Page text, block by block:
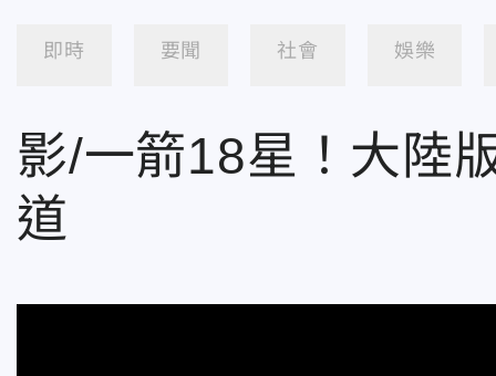
即時 要聞 社會 娛樂
影/一箭18星！大陸
道